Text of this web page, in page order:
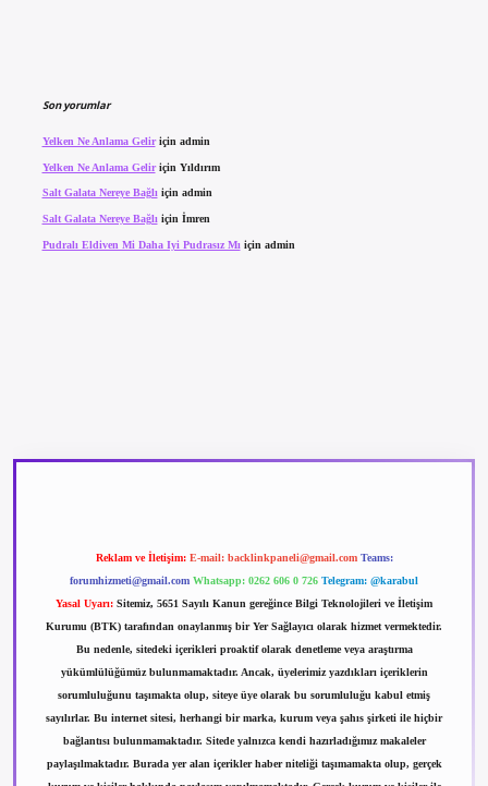
Son yorumlar
Yelken Ne Anlama Geliriçin admin
Yelken Ne Anlama Geliriçin Yıldırım
Salt Galata Nereye Bağlıiçin admin
Salt Galata Nereye Bağlı için İmren
Pudralı Eldiven Mi Daha Iyi Pudrasız Mı için admin
Reklam ve İletişim: E-mail: backlinkpaneli@gmail.com Teams:
forumhizmeti@gmail.com Whatsapp: 0262 606 0 726 Telegram: @karabul
Yasal Uyarı: Sitemiz, 5651 Sayılı Kanun gereğince Bilgi Teknolojileri ve İletişim
Kurumu (BTK) tarafından onaylanmış bir Yer Sağlayıcı olarak hizmet vermektedir.
Bu nedenle, sitedeki içerikleri proaktif olarak denetleme veya araştırma
yükümlülüğümüz bulunmamaktadır. Ancak, üyelerimiz yazdıkları içeriklerin
sorumluluğunu taşımakta olup, siteye üye olarak bu sorumluluğu kabul etmiş
sayılırlar. Bu internet sitesi, herhangi bir marka, kurum veya şahıs şirketi ile hiçbir
bağlantısı bulunmamaktadır. Sitede yalnızca kendi hazırladığımız makaleler
paylaşılmaktadır. Burada yer alan içerikler haber niteliği taşımamakta olup, gerçek